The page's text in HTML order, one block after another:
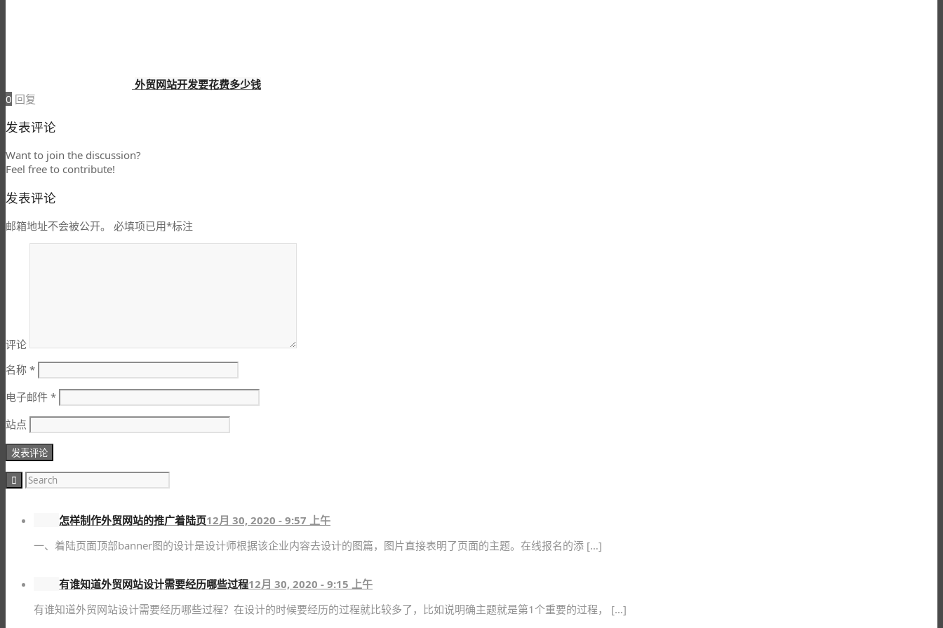
外贸网站开发要花费多少钱
0 回复
发表评论
Want to join the discussion?
Feel free to contribute!
发表评论
邮箱地址不会被公开。 必填项已用*标注
评论
名称 *
电子邮件 *
站点
怎样制作外贸网站的推广着陆页12月 30, 2020 - 9:57 上午
一、着陆页面顶部banner图的设计是设计师根据该企业内容去设计的图篇，图片直接表明了页面的主题。在线报名的添 […]
有谁知道外贸网站设计需要经历哪些过程12月 30, 2020 - 9:15 上午
有谁知道外贸网站设计需要经历哪些过程？在设计的时候要经历的过程就比较多了，比如说明确主题就是第1个重要的过程， […]